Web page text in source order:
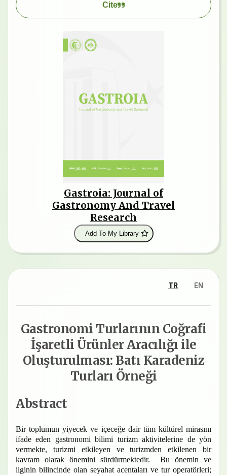
Cite
Gastroia: Journal of
Gastronomy And Travel
Research
Add To My Library
TR EN
Gastronomi Turlarının Coğrafi
İşaretli Ürünler Aracılığı ile
Oluşturulması: Batı Karadeniz
Turları Örneği
Abstract
Bir toplumun yiyecek ve içeceğe dair tüm kültürel mirasını
ifade eden gastronomi bilimi turizm aktivitelerine de yön
vermekte, turizmi etkileyen ve turizmden etkilenen bir
kavram olarak önemini sürdürmektedir. Bu önemin ve
ilginin bilincinde olan seyahat acentaları ve tur operatörleri;